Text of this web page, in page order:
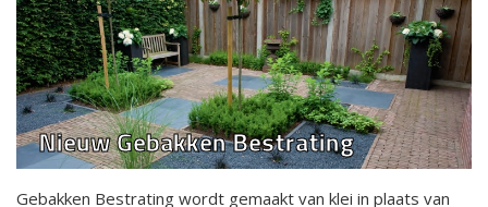
Nieuw Gebakken Bestrating
Gebakken Bestrating wordt gemaakt van klei in plaats van